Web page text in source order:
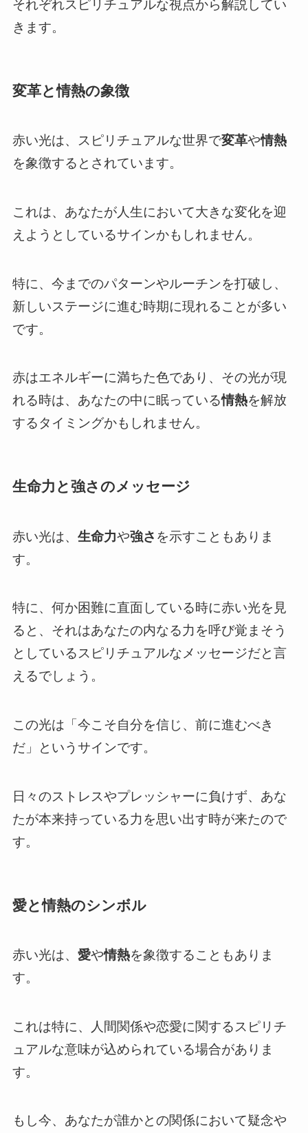
それぞれスピリチュアルな視点から解説してい
きます。
変革と情熱の象徴
赤い光は、スピリチュアルな世界で変革や情熱
を象徴するとされています。
これは、あなたが人生において大きな変化を迎
えようとしているサインかもしれません。
特に、今までのパターンやルーチンを打破し、
新しいステージに進む時期に現れることが多い
です。
赤はエネルギーに満ちた色であり、その光が現
れる時は、あなたの中に眠っている情熱を解放
するタイミングかもしれません。
生命力と強さのメッセージ
赤い光は、 生命力や強さ を示すこともありま
す。
特に、何か困難に直面している時に赤い光を見
ると、それはあなたの内なる力を呼び覚まそう
としているスピリチュアルなメッセージだと言
えるでしょう。
この光は「今こそ自分を信じ、前に進むべき
だ」というサインです。
日々のストレスやプレッシャーに負けず、あな
たが本来持っている力を思い出す時が来たので
す。
愛と情熱のシンボル
赤い光は、 愛や情熱を象徴することもありま
す。
これは特に、人間関係や恋愛に関するスピリチ
ュアルな意味が込められている場合がありま
す。
もし今、あなたが誰かとの関係において疑念や